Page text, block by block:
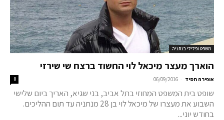
משפט ופלילי בנתניה
הוארך מעצר מיכאל לוי החשוד ברצח שי שירזי
אופירה חסיד -
06/09/2016
0
שופט בית המשפט המחוזי בתל אביב, בני שגיא, האריך ביום שלישי
השבוע את מעצרו של מיכאל לוי בן 28 מנתניה עד תום ההליכים.
בחודש יוני...